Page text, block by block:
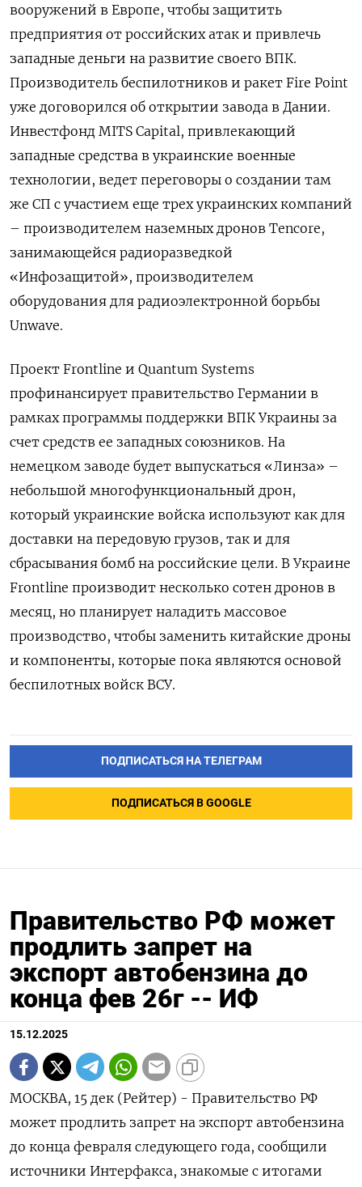
вооружений в Европе, чтобы защитить
предприятия от российских атак и привлечь
западные деньги на развитие своего ВПК.
Производитель беспилотников и ракет Fire Point
уже договорился об открытии завода в Дании.
Инвестфонд MITS Capital, привлекающий
западные средства в украинские военные
технологии, ведет переговоры о создании там
же СП с участием еще трех украинских компаний
– производителем наземных дронов Tencore,
занимающейся радиоразведкой
«Инфозащитой», производителем
оборудования для радиоэлектронной борьбы
Unwave.
Проект Frontline и Quantum Systems
профинансирует правительство Германии в
рамках программы поддержки ВПК Украины за
счет средств ее западных союзников. На
немецком заводе будет выпускаться «Линза» –
небольшой многофункциональный дрон,
который украинские войска используют как для
доставки на передовую грузов, так и для
сбрасывания бомб на российские цели. В Украине
Frontline производит несколько сотен дронов в
месяц, но планирует наладить массовое
производство, чтобы заменить китайские дроны
и компоненты, которые пока являются основой
беспилотных войск ВСУ.
ПОДПИСАТЬСЯ НА ТЕЛЕГРАМ
ПОДПИСАТЬСЯ В GOOGLE
Правительство РФ может
продлить запрет на
экспорт автобензина до
конца фев 26г -- ИФ
15.12.2025
МОСКВА, 15 дек (Рейтер) - Правительство РФ
может продлить запрет на экспорт автобензина
до конца февраля следующего года, сообщили
источники Интерфакса, знакомые с итогами